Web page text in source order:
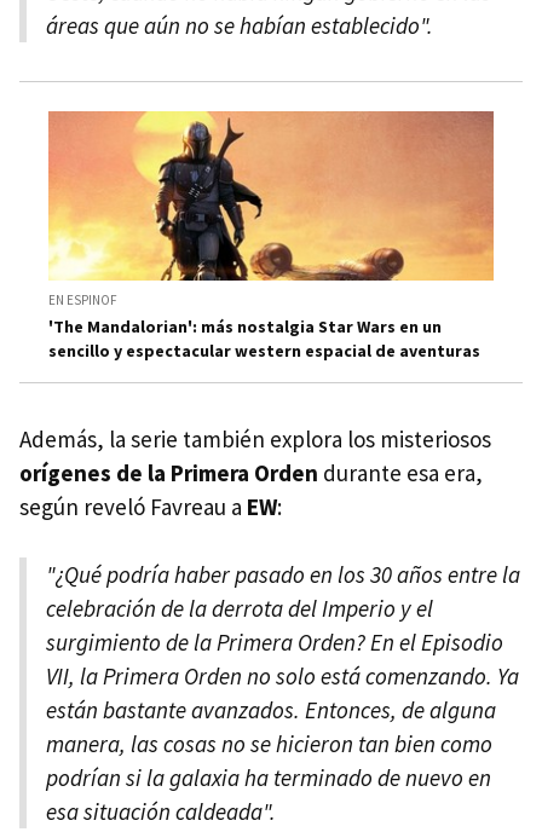
áreas que aún no se habían establecido".
EN ESPINOF
'The Mandalorian': más nostalgia Star Wars en un
sencillo y espectacular western espacial de aventuras
Además, la serie también explora los misteriosos
orígenes de la Primera Orden durante esa era,
según reveló Favreau a EW:
"¿Qué podría haber pasado en los 30 años entre la
celebración de la derrota del Imperio y el
surgimiento de la Primera Orden? En el Episodio
VII, la Primera Orden no solo está comenzando. Ya
están bastante avanzados. Entonces, de alguna
manera, las cosas no se hicieron tan bien como
podrían si la galaxia ha terminado de nuevo en
esa situación caldeada".